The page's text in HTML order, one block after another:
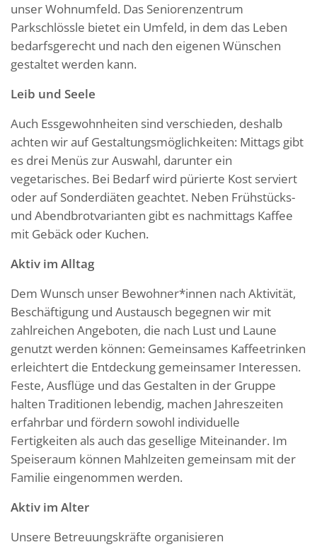
unser Wohnumfeld. Das Seniorenzentrum
Parkschlössle bietet ein Umfeld, in dem das Leben
bedarfsgerecht und nach den eigenen Wünschen
gestaltet werden kann.
Leib und Seele
Auch Essgewohnheiten sind verschieden, deshalb
achten wir auf Gestaltungsmöglichkeiten: Mittags gibt
es drei Menüs zur Auswahl, darunter ein
vegetarisches. Bei Bedarf wird pürierte Kost serviert
oder auf Sonderdiäten geachtet. Neben Frühstücks-
und Abendbrotvarianten gibt es nachmittags Kaffee
mit Gebäck oder Kuchen.
Aktiv im Alltag
Dem Wunsch unser Bewohner*innen nach Aktivität,
Beschäftigung und Austausch begegnen wir mit
zahlreichen Angeboten, die nach Lust und Laune
genutzt werden können: Gemeinsames Kaffeetrinken
erleichtert die Entdeckung gemeinsamer Interessen.
Feste, Ausflüge und das Gestalten in der Gruppe
halten Traditionen lebendig, machen Jahreszeiten
erfahrbar und fördern sowohl individuelle
Fertigkeiten als auch das gesellige Miteinander. Im
Speiseraum können Mahlzeiten gemeinsam mit der
Familie eingenommen werden.
Aktiv im Alter
Unsere Betreuungskräfte organisieren